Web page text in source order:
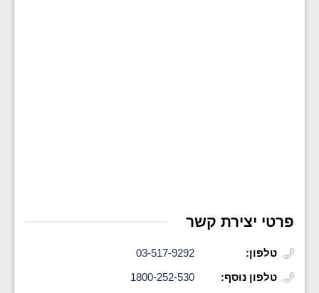
פרטי יצירת קשר
טלפון:
03-517-9292
טלפון נוסף:
1800-252-530